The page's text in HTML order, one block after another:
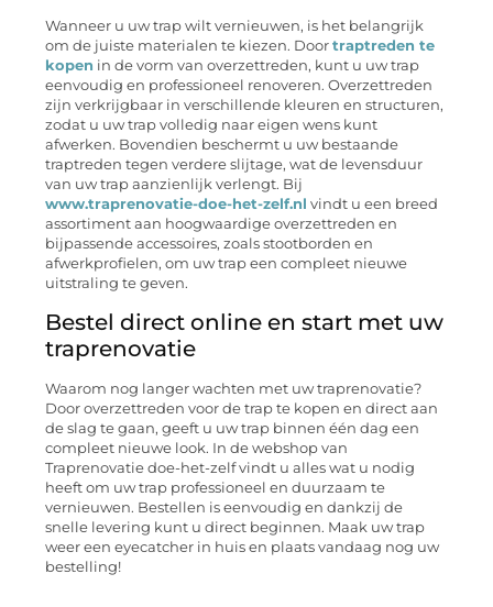
Wanneer u uw trap wilt vernieuwen, is het belangrijk
om de juiste materialen te kiezen. Door traptreden te
kopen in de vorm van overzettreden, kunt u uw trap
eenvoudig en professioneel renoveren. Overzettreden
zijn verkrijgbaar in verschillende kleuren en structuren,
zodat u uw trap volledig naar eigen wens kunt
afwerken. Bovendien beschermt u uw bestaande
traptreden tegen verdere slijtage, wat de levensduur
van uw trap aanzienlijk verlengt. Bij
www.traprenovatie-doe-het-zelf.nl vindt u een breed
assortiment aan hoogwaardige overzettreden en
bijpassende accessoires, zoals stootborden en
afwerkprofielen, om uw trap een compleet nieuwe
uitstraling te geven.
Bestel direct online en start met uw
traprenovatie
Waarom nog langer wachten met uw traprenovatie?
Door overzettreden voor de trap te kopen en direct aan
de slag te gaan, geeft u uw trap binnen één dag een
compleet nieuwe look. In de webshop van
Traprenovatie doe-het-zelf vindt u alles wat u nodig
heeft om uw trap professioneel en duurzaam te
vernieuwen. Bestellen is eenvoudig en dankzij de
snelle levering kunt u direct beginnen. Maak uw trap
weer een eyecatcher in huis en plaats vandaag nog uw
bestelling!